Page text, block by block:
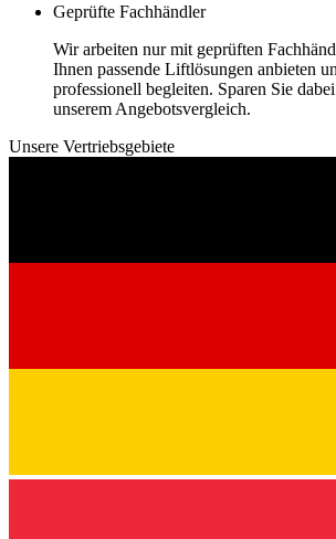
Geprüfte Fachhändler
Wir arbeiten nur mit geprüften
Ihnen passende Liftlösungen anbieten
professionell begleiten. Sparen Sie
unserem Angebotsvergleich.
Unsere Vertriebsgebiete